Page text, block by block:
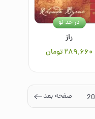
راز
۲۸۹٬۶۶۰تومان
در حد نو
20 صفحه بعد